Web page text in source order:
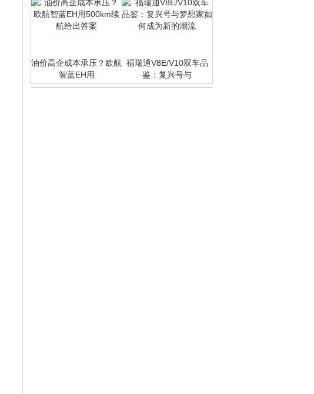
油价高企成本承压？欧航
智蓝EH用
福瑞通V8E/V10双车品
鉴：复兴号与